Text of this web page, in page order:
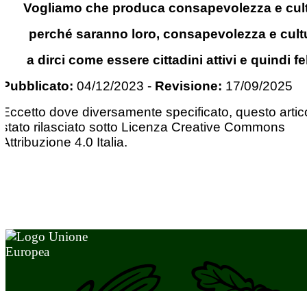
Vogliamo che produca consapevolezza e
perché saranno loro, consapevolezza e
a dirci come essere cittadini attivi e quindi
Pubblicato: 04/12/2023 - Revisione: 17/09/2025
Eccetto dove diversamente specificato, questo
stato rilasciato sotto Licenza Creative Commons
Attribuzione 4.0 Italia.